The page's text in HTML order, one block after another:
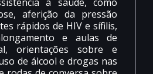
aferição da pressão
rápidos de HIV e sífilis,
e aulas de
orientações sobre e
de álcool e drogas nas